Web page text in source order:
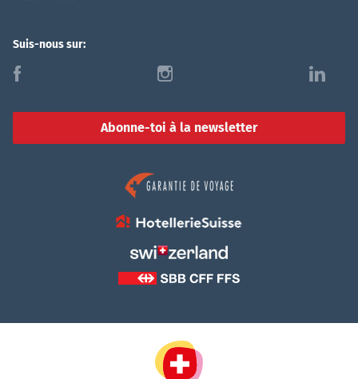
Suis-nous sur:
f i l
Abonne-toi à la newsletter